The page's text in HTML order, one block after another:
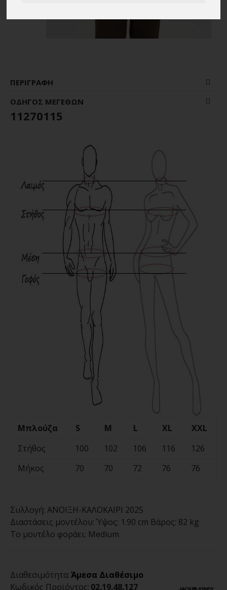
ΠΕΡΙΓΡΑΦΉ
ΟΔΗΓΌΣ ΜΕΓΕΘΏΝ
11270115
Μπλούζα S M L XL
XXL
Στήθος
100 102 106 116
126
Μήκος
70 70 72 76 76
Συλλογή: ΑΝΟΙΞΗ-ΚΑΛΟΚΑΙΡΙ 2025
Διαστάσεις μοντέλου: Ύψος: 1.90 cm Βάρος: 82 kg
Το μοντέλο φοράει: Medium
Διαθεσιμότητα:Άμεσα Διαθέσιμο
Κωδικός Προϊόντος: 02.19.48.127